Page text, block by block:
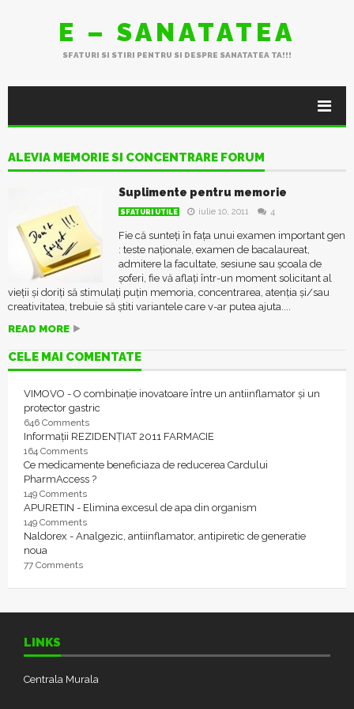
E – SANATATEA
SFATURI SI STIRI PENTRU SI DESPRE SANATATEA TA!!!
ALEVIA MEMORIE SI CONCENTRARE FORUM
Suplimente pentru memorie
SFATURI UTILE iulie 10, 2011 4
Fie că sunteți în fața unui examen important gen
: teste naționale, examen de bacalaureat,
admitere la facultate, sesiune sau școala de
șoferi, fie vă aflați într-un moment solicitant al
vieții și doriți să stimulați puțin memoria, concentrarea, atenția și/sau
creativitatea, trebuie să știti variantele care v-ar putea ajuta....
READ MORE
CELE MAI COMENTATE
VIMOVO - O combinație inovatoare între un antiinflamator și un
protector gastric
646 Comments
Informații REZIDENȚIAT 2011 FARMACIE
164 Comments
Ce medicamente beneficiaza de reducerea Cardului
PharmAccess ?
149 Comments
APURETIN - Elimina excesul de apa din organism
149 Comments
Naldorex - Analgezic, antiinflamator, antipiretic de generatie
noua
77 Comments
LINKS
Centrala Murala